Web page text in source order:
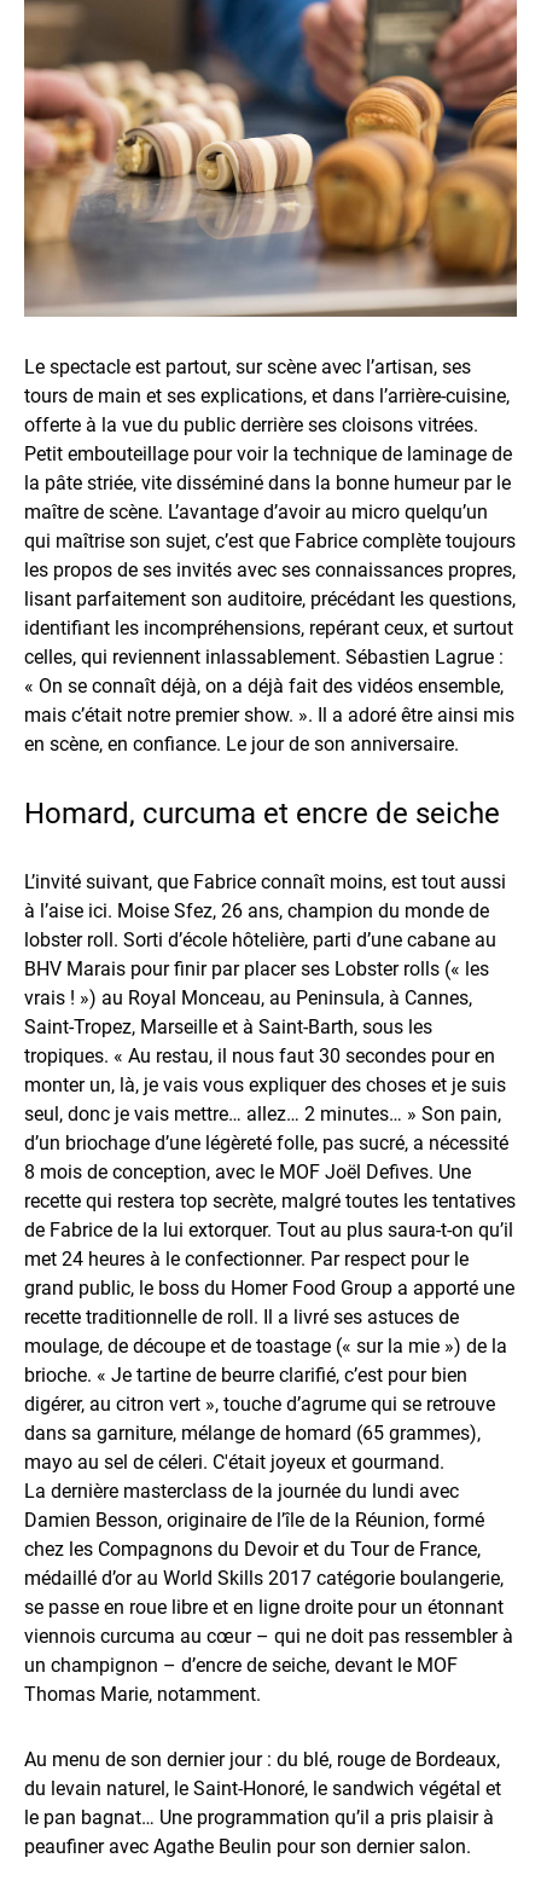
Le spectacle est partout, sur scène avec l’artisan, ses
tours de main et ses explications, et dans l’arrière-cuisine,
offerte à la vue du public derrière ses cloisons vitrées.
Petit embouteillage pour voir la technique de laminage de
la pâte striée, vite disséminé dans la bonne humeur par le
maître de scène. L’avantage d’avoir au micro quelqu’un
qui maîtrise son sujet, c’est que Fabrice complète toujours
les propos de ses invités avec ses connaissances propres,
lisant parfaitement son auditoire, précédant les questions,
identifiant les incompréhensions, repérant ceux, et surtout
celles, qui reviennent inlassablement. Sébastien Lagrue :
« On se connaît déjà, on a déjà fait des vidéos ensemble,
mais c’était notre premier show. ». Il a adoré être ainsi mis
en scène, en confiance. Le jour de son anniversaire.
Homard, curcuma et encre de seiche
L’invité suivant, que Fabrice connaît moins, est tout aussi
à l’aise ici. Moise Sfez, 26 ans, champion du monde de
lobster roll. Sorti d’école hôtelière, parti d’une cabane au
BHV Marais pour finir par placer ses Lobster rolls (« les
vrais ! ») au Royal Monceau, au Peninsula, à Cannes,
Saint-Tropez, Marseille et à Saint-Barth, sous les
tropiques. « Au restau, il nous faut 30 secondes pour en
monter un, là, je vais vous expliquer des choses et je suis
seul, donc je vais mettre… allez… 2 minutes… » Son pain,
d’un briochage d’une légèreté folle, pas sucré, a nécessité
8 mois de conception, avec le MOF Joël Defives. Une
recette qui restera top secrète, malgré toutes les tentatives
de Fabrice de la lui extorquer. Tout au plus saura-t-on qu’il
met 24 heures à le confectionner. Par respect pour le
grand public, le boss du Homer Food Group a apporté une
recette traditionnelle de roll. Il a livré ses astuces de
moulage, de découpe et de toastage (« sur la mie ») de la
brioche. « Je tartine de beurre clarifié, c’est pour bien
digérer, au citron vert », touche d’agrume qui se retrouve
dans sa garniture, mélange de homard (65 grammes),
mayo au sel de céleri. C'était joyeux et gourmand.
La dernière masterclass de la journée du lundi avec
Damien Besson, originaire de l’île de la Réunion, formé
chez les Compagnons du Devoir et du Tour de France,
médaillé d’or au World Skills 2017 catégorie boulangerie,
se passe en roue libre et en ligne droite pour un étonnant
viennois curcuma au cœur – qui ne doit pas ressembler à
un champignon – d’encre de seiche, devant le MOF
Thomas Marie, notamment.
Au menu de son dernier jour : du blé, rouge de Bordeaux,
du levain naturel, le Saint-Honoré, le sandwich végétal et
le pan bagnat… Une programmation qu’il a pris plaisir à
peaufiner avec Agathe Beulin pour son dernier salon.